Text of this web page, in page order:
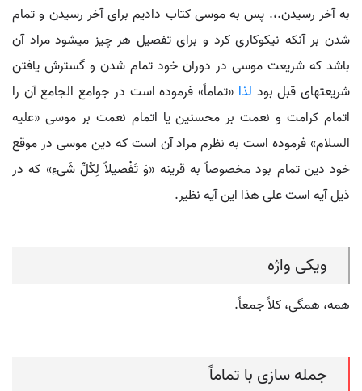
به آخر رسیدن.،. پس به موسی کتاب دادیم برای آخر رسیدن و تمام
شدن بر آنکه نیکوکاری کرد و برای تفصیل هر چیز می‏شود مراد آن
باشد که شریعت موسی در دوران خود تمام شدن و گسترش یافتن
شریعت‏های قبل بود لذا «تماماً» فرموده است در جوامع الجامع آن را
اتمام کرامت و نعمت بر محسنین یا اتمام نعمت بر موسی «علیه
السلام» فرموده است به نظرم مراد آن است که دین موسی در موقع
خود دین تمام بود مخصوصاً به قرینه «وَ تَفْصیلاً لِکُلِّ شَی‏ءِ» که در
ذیل آیه است علی هذا این آیه نظیر.
ویکی واژه
همه، همگی، کلاً جمعاً.
جمله سازی با تماماً